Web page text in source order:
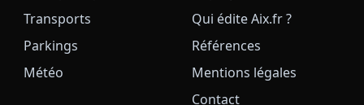
Transports
Parkings
Météo
Qui édite Aix.fr ?
Références
Mentions légales
Contact